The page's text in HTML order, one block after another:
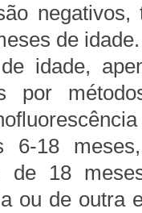
de idade.
idade,
por
18
de 18
ou de outra